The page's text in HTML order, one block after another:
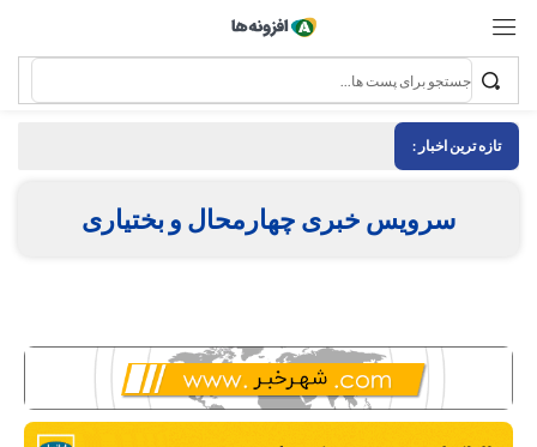
تازه ترین اخبار :
سرویس خبری چهارمحال و بختیاری